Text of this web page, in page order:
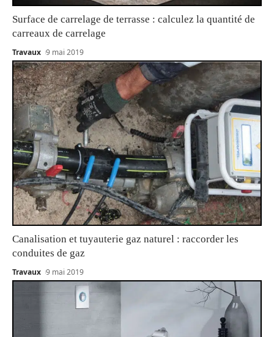
Surface de carrelage de terrasse : calculez la quantité de
carreaux de carrelage
Travaux 9 mai 2019
Canalisation et tuyauterie gaz naturel : raccorder les
conduites de gaz
Travaux 9 mai 2019